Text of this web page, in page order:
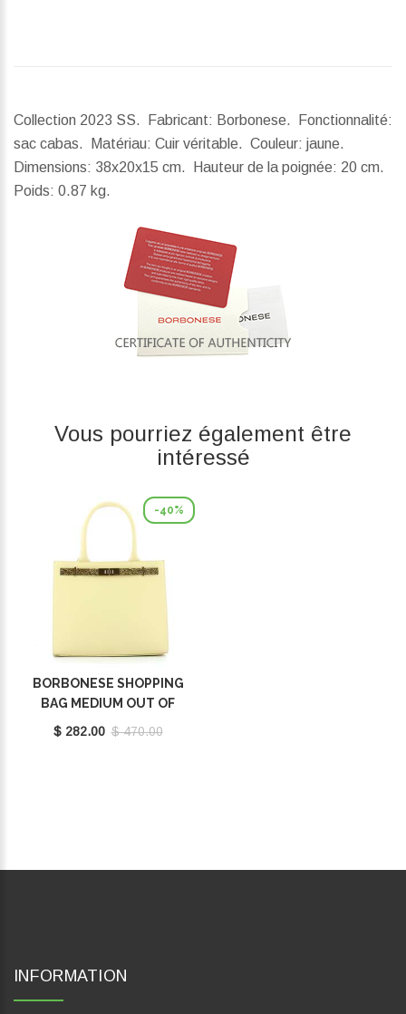
Collection 2023 SS. Fabricant: Borbonese. Fonctionnalité:
sac cabas. Matériau: Cuir véritable. Couleur: jaune.
Dimensions: 38x20x15 cm. Hauteur de la poignée: 20 cm.
Poids: 0.87 kg.
Vous pourriez également être
intéressé
-40%
BORBONESE SHOPPING
BAG MEDIUM OUT OF
OFFICE BUTTER
$ 282.00 $ 470.00
INFORMATION